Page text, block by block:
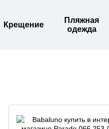
Крещение
Пляжная
одежда